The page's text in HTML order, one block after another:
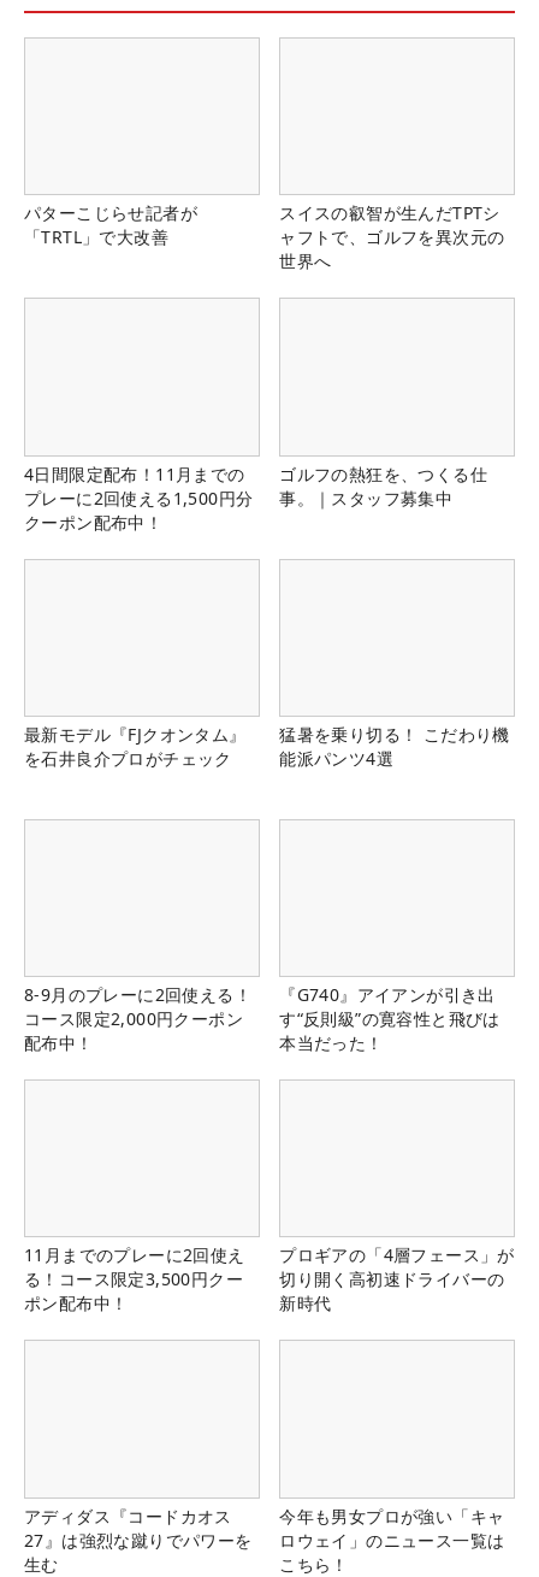
パターこじらせ記者が
「TRTL」で大改善
スイスの叡智が生んだTPTシ
ャフトで、ゴルフを異次元の
世界へ
4日間限定配布！11月までの
プレーに2回使える1,500円分
クーポン配布中！
ゴルフの熱狂を、つくる仕
事。｜スタッフ募集中
最新モデル『FJクオンタム』
を石井良介プロがチェック
猛暑を乗り切る！ こだわり機
能派パンツ4選
8-9月のプレーに2回使える！
コース限定2,000円クーポン
配布中！
『G740』アイアンが引き出
す“反則級”の寛容性と飛びは
本当だった！
11月までのプレーに2回使え
る！コース限定3,500円クー
ポン配布中！
プロギアの「4層フェース」が
切り開く高初速ドライバーの
新時代
アディダス『コードカオス
27』は強烈な蹴りでパワーを
生む
今年も男女プロが強い「キャ
ロウェイ」のニュース一覧は
こちら！